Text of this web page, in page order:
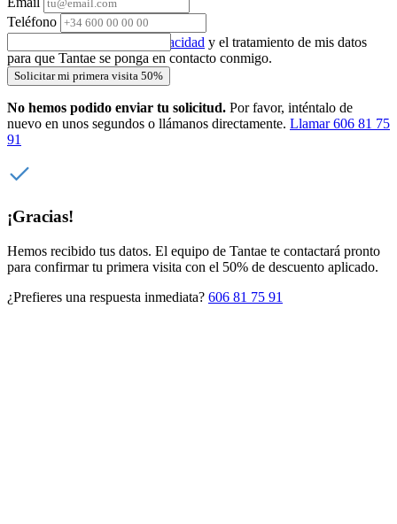
Teléfono
política de privacidad y el tratamiento de mis datos
para que Tantae se ponga en contacto conmigo.
Solicitar mi primera visita 50%
No hemos podido enviar tu solicitud. Por favor, inténtalo de
nuevo en unos segundos o llámanos directamente. Llamar 606 81 75
91
¡Gracias!
Hemos recibido tus datos. El equipo de Tantae te contactará pronto
para confirmar tu primera visita con el 50% de descuento aplicado.
¿Prefieres una respuesta inmediata? 606 81 75 91